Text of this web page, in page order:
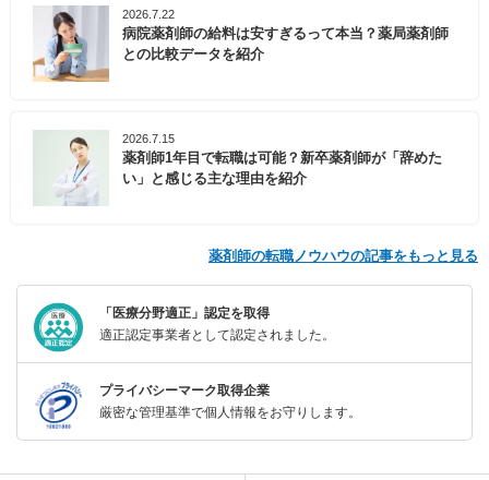
2026.7.22
病院薬剤師の給料は安すぎるって本当？薬局薬剤師
との比較データを紹介
2026.7.15
薬剤師1年目で転職は可能？新卒薬剤師が「辞めた
い」と感じる主な理由を紹介
薬剤師の転職ノウハウの記事をもっと見る
「医療分野適正」認定を取得
適正認定事業者として認定されました。
プライバシーマーク取得企業
厳密な管理基準で個人情報をお守りします。